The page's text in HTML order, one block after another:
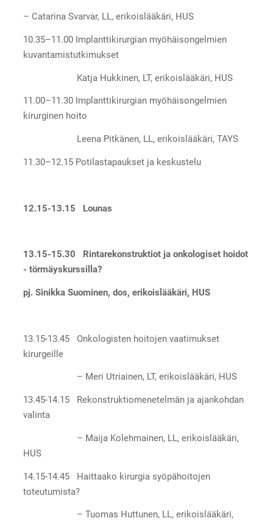
– Catarina Svarvar, LL, erikoislääkäri, HUS
10.35–11.00 Implanttikirurgian myöhäisongelmien
kuvantamistutkimukset
Katja Hukkinen, LT, erikoislääkäri, HUS
11.00–11.30 Implanttikirurgian myöhäisongelmien
kirurginen hoito
Leena Pitkänen, LL, erikoislääkäri, TAYS
11.30–12.15 Potilastapaukset ja keskustelu
12.15-13.15 Lounas
13.15-15.30 Rintarekonstruktiot ja onkologiset hoidot
- törmäyskurssilla?
pj. Sinikka Suominen, dos, erikoislääkäri, HUS
13.15-13.45 Onkologisten hoitojen vaatimukset
kirurgeille
– Meri Utriainen, LT, erikoislääkäri, HUS
13.45-14.15 Rekonstruktiomenetelmän ja ajankohdan
valinta
– Maija Kolehmainen, LL, erikoislääkäri,
HUS
14.15-14.45 Haittaako kirurgia syöpähoitojen
toteutumista?
– Tuomas Huttunen, LL, erikoislääkäri,